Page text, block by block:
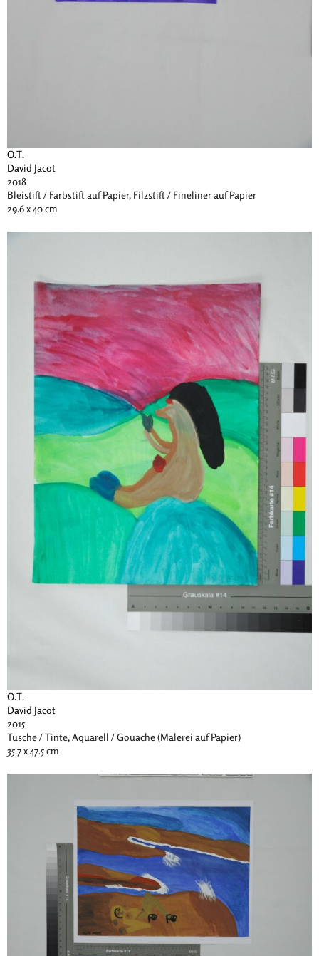
O.T.
David Jacot
2018
Bleistift / Farbstift auf Papier, Filzstift / Fineliner auf Papier
29.6 x 40 cm
O.T.
David Jacot
2015
Tusche / Tinte, Aquarell / Gouache (Malerei auf Papier)
35.7 x 47.5 cm